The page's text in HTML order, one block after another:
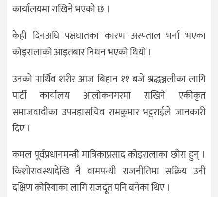
कार्यालयमा राखिने भएको छ ।
केही दिनअघि पक्षघातका कारण अस्पताल भर्ना भएका
कोइरालाको आइतबार निधन भएको थियो ।
उनको पार्थिव शरीर आज बिहान ११ बजे श्रद्धञ्जलीका लागि
पार्टी कार्यालय आलोकनगरमा राखिने एकीकृत
समाजवादीका उपमहासचिव रामकुमार भट्टराईले जानकारी
दिए ।
कमल पूर्वप्रधानमन्त्री मात्रिकाप्रसाद कोइरालाका छोरा हुन् ।
किशोरावस्थादेखि नै वामपन्थी राजनीतिमा सक्रिय उनी
दक्षिण कोरियाका लागि राजदूत पनि बनेका थिए ।